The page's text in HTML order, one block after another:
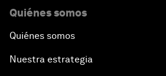
Quiénes somos
Quiénes somos
Nuestra estrategia